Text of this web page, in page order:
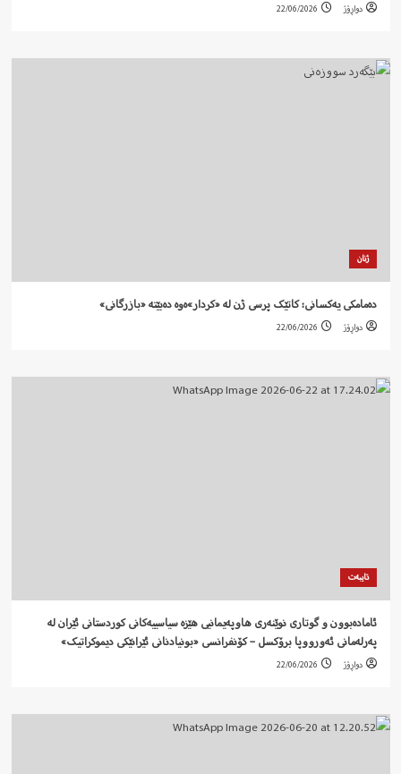
دواڕۆژ 22/06/2026
ژنان
دەمامکی یەکسانی: کاتێک پرسی ژن لە «کردار»ەوە دەبێتە «بازرگانی»
دواڕۆژ 22/06/2026
تایبەت
ئامادەبوون و گوتاری نوێنەری هاوپەیمانیی هێزە سیاسییەکانی کوردستانی ئێران لە
پەرلەمانی ئەورووپا برۆکسل – کۆنفرانسی «بونیادنانی ئێرانێکی دیموکراتیک»
دواڕۆژ 22/06/2026